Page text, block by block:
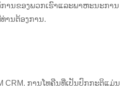
ການຂອງພວກເຮົາແລະພາຫະນະການ
ານຕ້ອງການ.
CRM. ການໂທຄືນທີ່ເປັນປົກກະຕິແມ່ນ